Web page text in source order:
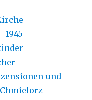
1945
und